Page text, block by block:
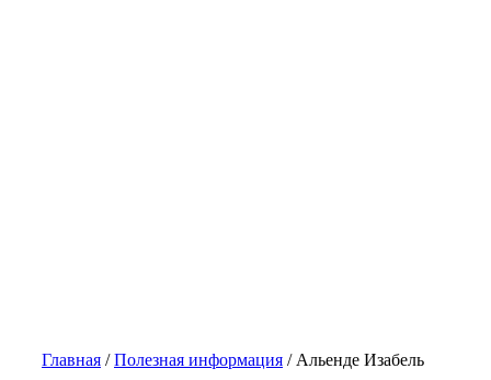
Главная /Полезная информация / Альенде Изабель